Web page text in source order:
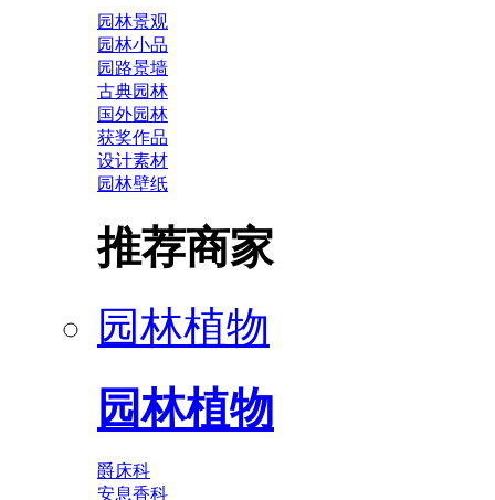
园林景观
园林小品
园路景墙
古典园林
国外园林
获奖作品
设计素材
园林壁纸
推荐商家
园林植物
园林植物
爵床科
安息香科